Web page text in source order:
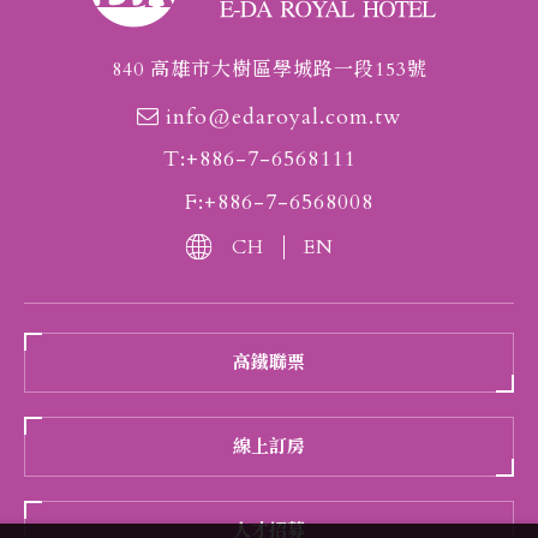
840 高雄市大樹區學城路一段153號
info@edaroyal.com.tw
T:+886-7-6568111
F:+886-7-6568008
CH EN
高鐵聯票
線上訂房
人才招募